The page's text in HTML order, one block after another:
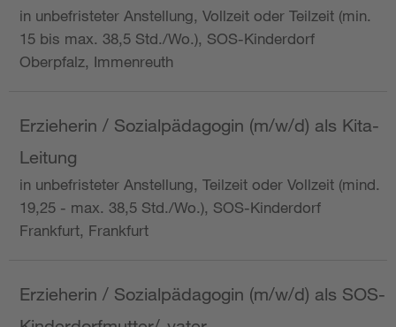
in unbefristeter Anstellung, Vollzeit oder Teilzeit (min.
15 bis max. 38,5 Std./Wo.), SOS-Kinderdorf
Oberpfalz, Immenreuth
Erzieherin / Sozialpädagogin (m/w/d) als Kita-
Leitung
in unbefristeter Anstellung, Teilzeit oder Vollzeit (mind.
19,25 - max. 38,5 Std./Wo.), SOS-Kinderdorf
Frankfurt, Frankfurt
Erzieherin / Sozialpädagogin (m/w/d) als SOS-